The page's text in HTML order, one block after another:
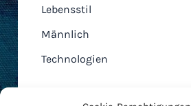
Lebensstil
Männlich
Technologien